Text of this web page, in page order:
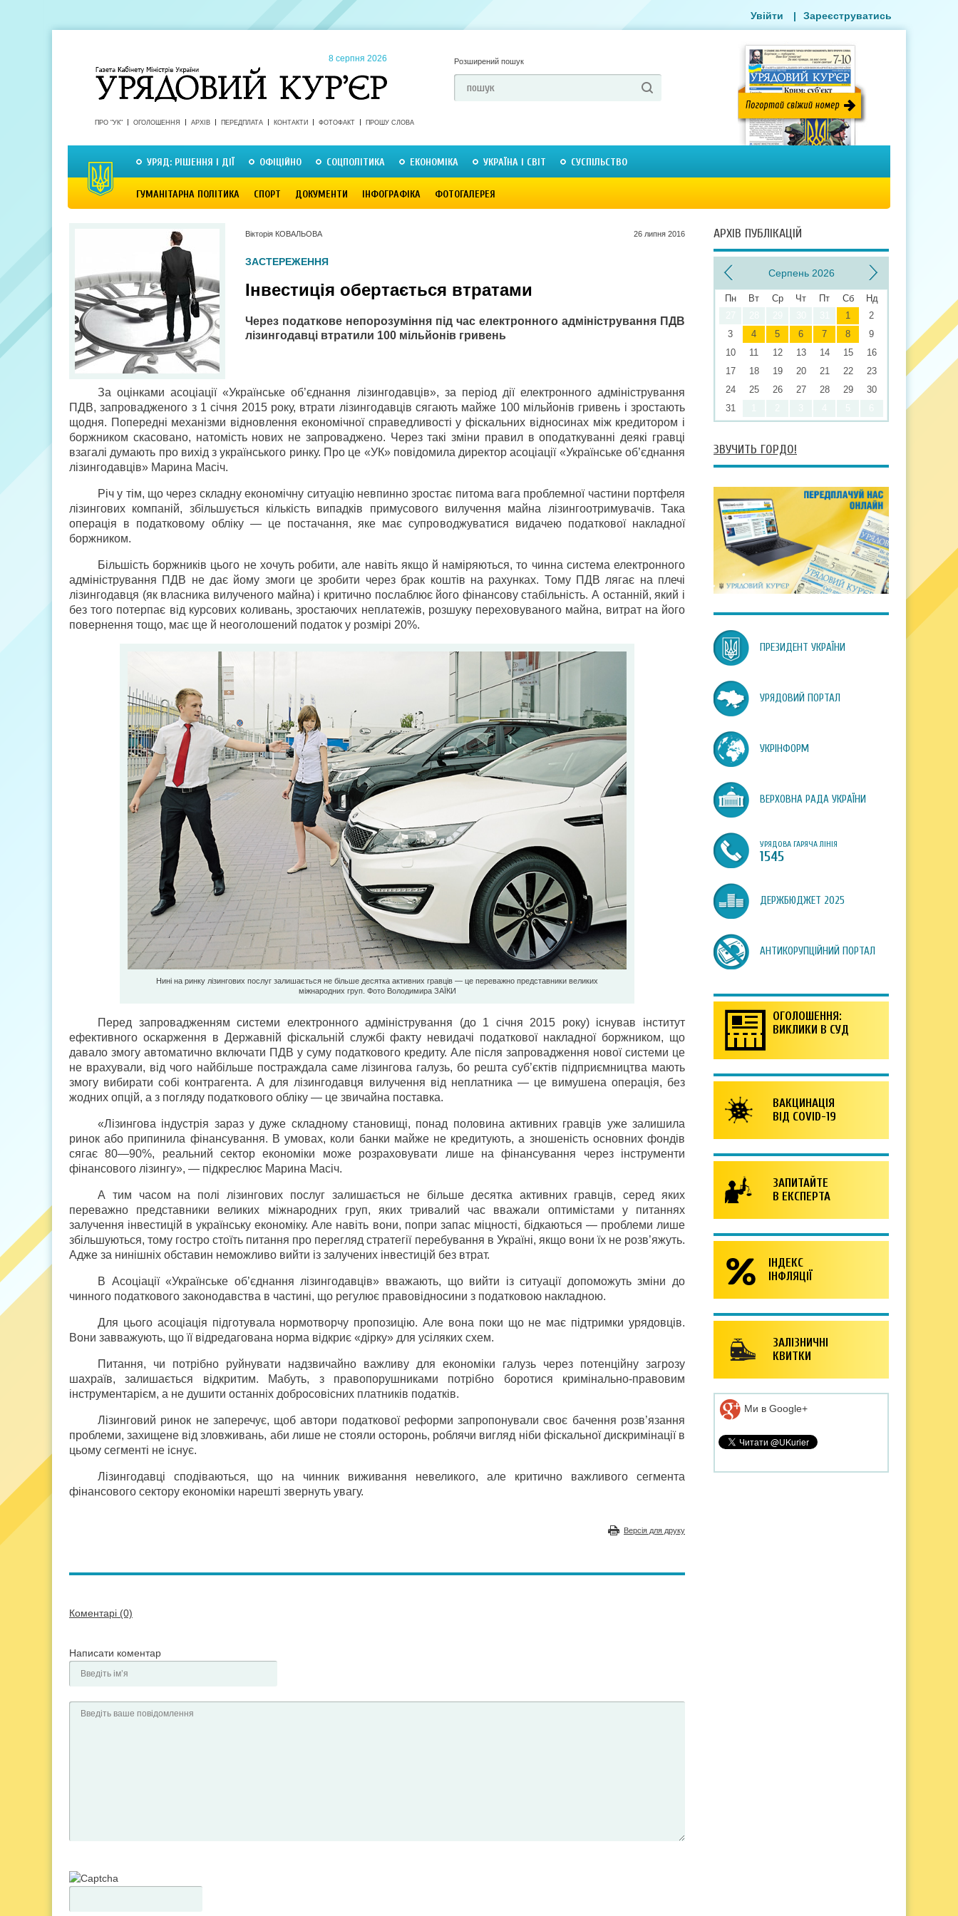
8 серпня 2026 Розширений пошук
ПРО "УК" ОГОЛОШЕННЯ АРХІВ ПЕРЕДПЛАТА КОНТАКТИ ФОТОФАКТ ПРОШУ СЛОВА
УРЯД: РІШЕННЯ І ДІЇ ОФІЦІЙНО СОЦПОЛІТИКА ЕКОНОМІКА УКРАЇНА І СВІТ СУСПІЛЬСТВО
ГУМАНІТАРНА ПОЛІТИКА СПОРТ ДОКУМЕНТИ ІНФОГРАФІКА ФОТОГАЛЕРЕЯ
Увійти | Зареєструватись
Вікторія КОВАЛЬОВА 26 липня 2016
ЗАСТЕРЕЖЕННЯ
Інвестиція обертається втратами
Через податкове непорозуміння під час електронного адміністрування ПДВ
лізингодавці втратили 100 мільйонів гривень
За оцінками асоціації «Українське об’єднання лізингодавців», за період дії електронного адміністрування
ПДВ, запровадженого з 1 січня 2015 року, втрати лізингодавців сягають майже 100 мільйонів гривень і зростають
щодня. Попередні механізми відновлення економічної справедливості у фіскальних відносинах між кредитором і
боржником скасовано, натомість нових не запроваджено. Через такі зміни правил в оподаткуванні деякі гравці
взагалі думають про вихід з українського ринку. Про це «УК» повідомила директор асоціації «Українське об’єднання
лізингодавців» Марина Масіч.
Річ у тім, що через складну економічну ситуацію невпинно зростає питома вага проблемної частини портфеля
лізингових компаній, збільшується кількість випадків примусового вилучення майна лізингоотримувачів. Така
операція в податковому обліку — це постачання, яке має супроводжуватися видачею податкової накладної
боржником.
Більшість боржників цього не хочуть робити, але навіть якщо й наміряються, то чинна система електронного
адміністрування ПДВ не дає йому змоги це зробити через брак коштів на рахунках. Тому ПДВ лягає на плечі
лізингодавця (як власника вилученого майна) і критично послаблює його фінансову стабільність. А останній, який і
без того потерпає від курсових коливань, зростаючих неплатежів, розшуку переховуваного майна, витрат на його
повернення тощо, має ще й неоголошений податок у розмірі 20%.
Нині на ринку лізингових послуг залишається не більше десятка активних гравців — це переважно представники великих
міжнародних груп. Фото Володимира ЗAЇКИ
Перед запровадженням системи електронного адміністрування (до 1 січня 2015 року) існував інститут
ефективного оскарження в Державній фіскальній службі факту невидачі податкової накладної боржником, що
давало змогу автоматично включати ПДВ у суму податкового кредиту. Але після запровадження нової системи це
не врахували, від чого найбільше постраждала саме лізингова галузь, бо решта суб’єктів підприємництва мають
змогу вибирати собі контрагента. А для лізингодавця вилучення від неплатника — це вимушена операція, без
жодних опцій, а з погляду податкового обліку — це звичайна поставка.
«Лізингова індустрія зараз у дуже складному становищі, понад половина активних гравців уже залишила
ринок або припинила фінансування. В умовах, коли банки майже не кредитують, а зношеність основних фондів
сягає 80—90%, реальний сектор економіки може розраховувати лише на фінансування через інструменти
фінансового лізингу», — підкреслює Марина Масіч.
А тим часом на полі лізингових послуг залишається не більше десятка активних гравців, серед яких
переважно представники великих міжнародних груп, яких тривалий час вважали оптимістами у питаннях
залучення інвестицій в українську економіку. Але навіть вони, попри запас міцності, бідкаються — проблеми лише
збільшуються, тому гостро стоїть питання про перегляд стратегії перебування в Україні, якщо вони їх не розв’яжуть.
Адже за нинішніх обставин неможливо вийти із залучених інвестицій без втрат.
В Асоціації «Українське об’єднання лізингодавців» вважають, що вийти із ситуації допоможуть зміни до
чинного податкового законодавства в частині, що регулює правовідносини з податковою накладною.
Для цього асоціація підготувала нормотворчу пропозицію. Але вона поки що не має підтримки урядовців.
Вони завважують, що її відредагована норма відкриє «дірку» для усіляких схем.
Питання, чи потрібно руйнувати надзвичайно важливу для економіки галузь через потенційну загрозу
шахраїв, залишається відкритим. Мабуть, з правопорушниками потрібно боротися кримінально-правовим
інструментарієм, а не душити останніх добросовісних платників податків.
Лізинговий ринок не заперечує, щоб автори податкової реформи запропонували своє бачення розв’язання
проблеми, захищене від зловживань, аби лише не стояли осторонь, роблячи вигляд ніби фіскальної дискримінації в
цьому сегменті не існує.
Лізингодавці сподіваються, що на чинник виживання невеликого, але критично важливого сегмента
фінансового сектору економіки нарешті звернуть увагу.
Версія для друку
Коментарі (0)
Написати коментар
АРХІВ ПУБЛІКАЦІЙ
Серпень 2026
Пн Вт Ср Чт Пт Сб
Нд
1
2
3
4 5 6 7 8
9
10
11 12 13 14 15
16
17
18 19 20 21 22
23
24
25 26 27 28 29
30
31
ЗВУЧИТЬ ГОРДО!
ПРЕЗИДЕНТ УКРАЇНИ
УРЯДОВИЙ ПОРТАЛ
УКРІНФОРМ
ВЕРХОВНА РАДА УКРАЇНИ
УРЯДОВА ГАРЯЧА ЛІНІЯ
1545
ДЕРЖБЮДЖЕТ 2025
АНТИКОРУПЦІЙНИЙ ПОРТАЛ
ОГОЛОШЕННЯ:
ВИКЛИКИ В СУД
ВАКЦИНАЦІЯ
ВІД COVID-19
ЗАПИТАЙТЕ
В ЕКСПЕРТА
ІНДЕКС
ІНФЛЯЦІЇ
ЗАЛІЗНИЧНІ
КВИТКИ
Ми в Google+